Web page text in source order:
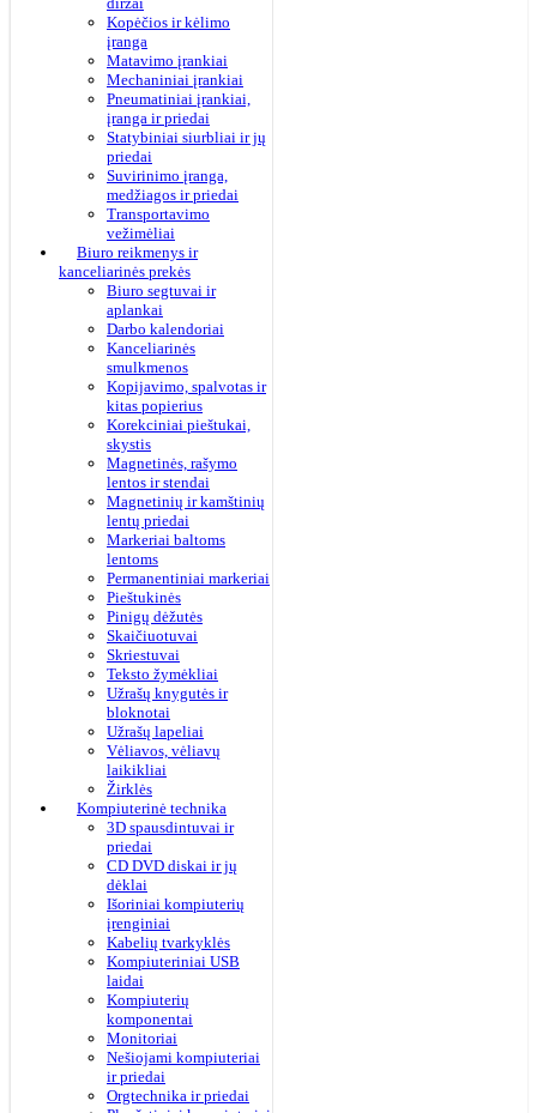
Kopėčios ir kėlimo
įranga
Matavimo įrankiai
Mechaniniai įrankiai
Pneumatiniai įrankiai,
įranga ir priedai
Statybiniai siurbliai ir jų
priedai
Suvirinimo įranga,
medžiagos ir priedai
Transportavimo
vežimėliai
Biuro reikmenys ir
kanceliarinės prekės
Biuro segtuvai ir
aplankai
Darbo kalendoriai
Kanceliarinės
smulkmenos
Kopijavimo, spalvotas ir
kitas popierius
Korekciniai pieštukai,
skystis
Magnetinės, rašymo
lentos ir stendai
Magnetinių ir kamštinių
lentų priedai
Markeriai baltoms
lentoms
Permanentiniai markeriai
Pieštukinės
Pinigų dėžutės
Skaičiuotuvai
Skriestuvai
Teksto žymėkliai
Užrašų knygutės ir
bloknotai
Užrašų lapeliai
Vėliavos, vėliavų
laikikliai
Žirklės
Kompiuterinė technika
3D spausdintuvai ir
priedai
CD DVD diskai ir jų
dėklai
Išoriniai kompiuterių
įrenginiai
Kabelių tvarkyklės
Kompiuteriniai USB
laidai
Kompiuterių
komponentai
Monitoriai
Nešiojami kompiuteriai
ir priedai
Orgtechnika ir priedai